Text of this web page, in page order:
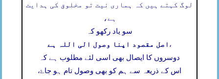
لوگ کہتے ہیں کہ ہماری نیت تو مخلوق کی ہدایت
ہے،
سو یاد رکھو کہ
اصل مقصود اپنا وصول الی اللہ ہے ،
دوسروں کا ایصال بھی اسی لئے مطلوب ہے کہ
اس کے ذریعہ سے ہم کو بھی وصول تام ہو جاۓ،